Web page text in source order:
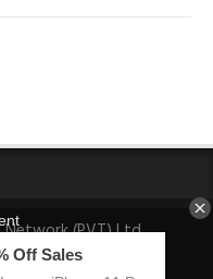
Network (PVT) Ltd.
Privacy Policy